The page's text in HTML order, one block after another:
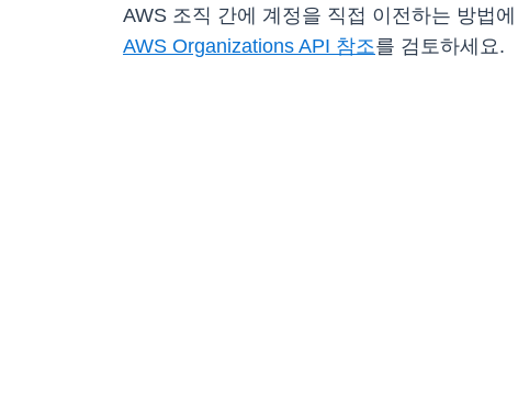
AWS 조직 간에 계정을 직접 이전하는 방법
AWS Organizations API 참조를 검토하세요.